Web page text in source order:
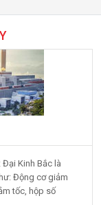
Đại Kinh Bắc là
Động cơ giảm
tốc, hộp số